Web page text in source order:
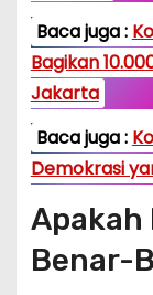
Baca juga :
Bagikan
Jakarta
Baca juga :
Demokrasi
Apakah
Benar-